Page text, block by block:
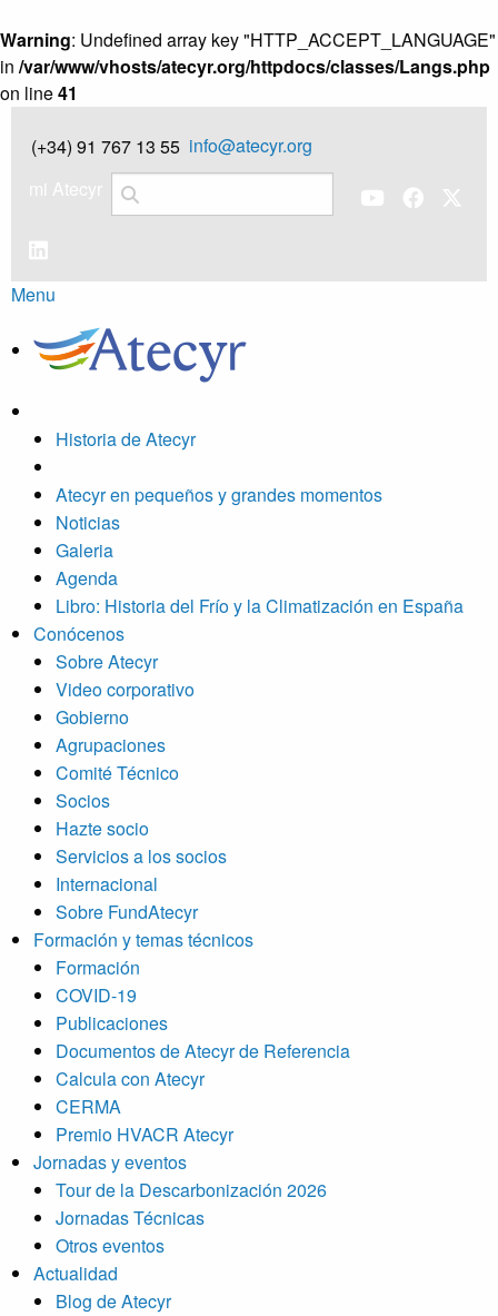
Warning: Undefined array key "HTTP_ACCEPT_LANGUAGE"
in /var/www/vhosts/atecyr.org/httpdocs/classes/Langs.php
on line41
(+34) 91 767 13 55 info@atecyr.org
mi Atecyr
Menu
Historia de Atecyr
Atecyr en pequeños y grandes momentos
Noticias
Galeria
Agenda
Libro: Historia del Frío y la Climatización en España
Conócenos
Sobre Atecyr
Video corporativo
Gobierno
Agrupaciones
Comité Técnico
Socios
Hazte socio
Servicios a los socios
Internacional
Sobre FundAtecyr
Formación y temas técnicos
Formación
COVID-19
Publicaciones
Documentos de Atecyr de Referencia
Calcula con Atecyr
CERMA
Premio HVACR Atecyr
Jornadas y eventos
Tour de la Descarbonización 2026
Jornadas Técnicas
Otros eventos
Actualidad
Blog de Atecyr